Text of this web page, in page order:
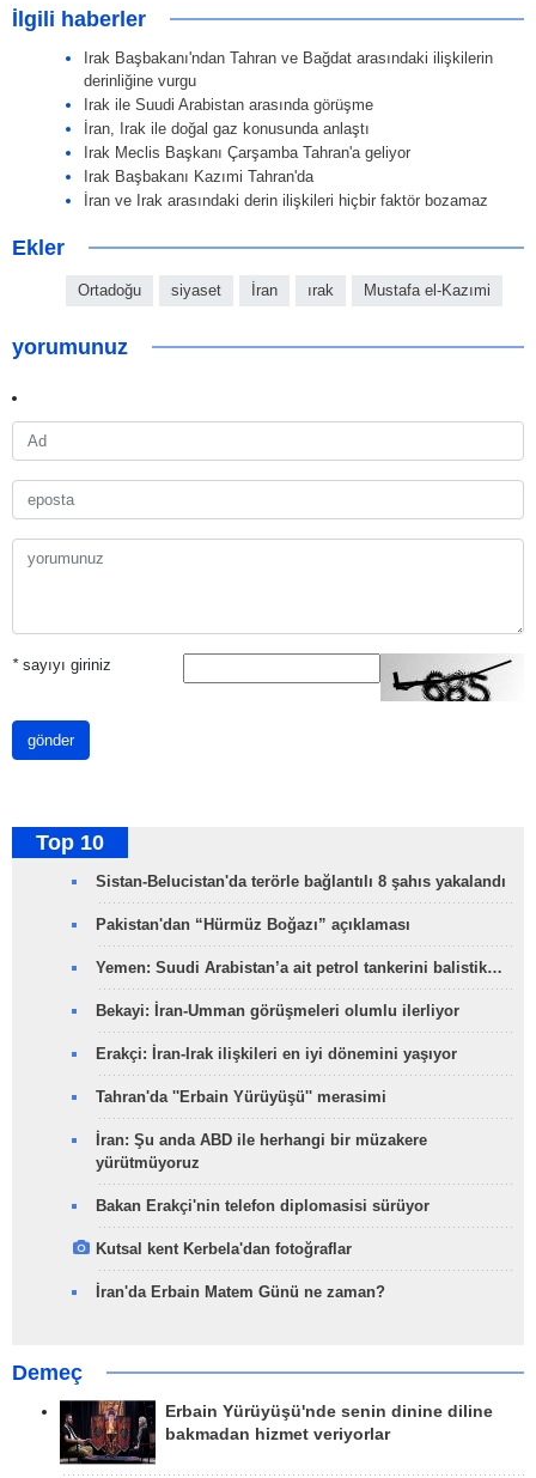
İlgili haberler
Irak Başbakanı'ndan Tahran ve Bağdat arasındaki ilişkilerin
derinliğine vurgu
Irak ile Suudi Arabistan arasında görüşme
İran, Irak ile doğal gaz konusunda anlaştı
Irak Meclis Başkanı Çarşamba Tahran'a geliyor
Irak Başbakanı Kazımi Tahran'da
İran ve Irak arasındaki derin ilişkileri hiçbir faktör bozamaz
Ekler
Ortadoğu siyaset İran ırak Mustafa el-Kazımi
yorumunuz
*sayıyı giriniz
gönder
Top 10
Sistan-Belucistan'da terörle bağlantılı 8 şahıs yakalandı
Pakistan'dan “Hürmüz Boğazı” açıklaması
Yemen: Suudi Arabistan’a ait petrol tankerini balistik…
Bekayi: İran-Umman görüşmeleri olumlu ilerliyor
Erakçi: İran-Irak ilişkileri en iyi dönemini yaşıyor
Tahran'da ''Erbain Yürüyüşü'' merasimi
İran: Şu anda ABD ile herhangi bir müzakere
yürütmüyoruz
Bakan Erakçi'nin telefon diplomasisi sürüyor
Kutsal kent Kerbela'dan fotoğraflar
İran'da Erbain Matem Günü ne zaman?
Demeç
Erbain Yürüyüşü'nde senin dinine diline
bakmadan hizmet veriyorlar